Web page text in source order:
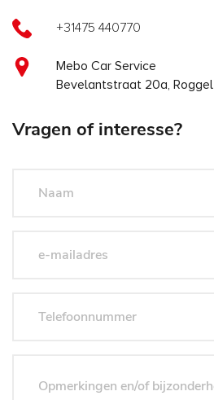
+31475 440770
Mebo Car Service
Bevelantstraat 20a, Roggel
Vragen of interesse?